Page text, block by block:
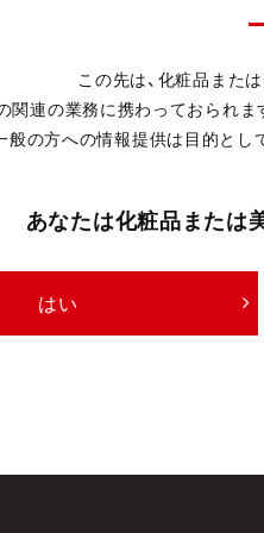
この先は、化粧品また
関連の業務に携わっておられま
般の方への情報提供は目的とし
あなたは化粧品または
はい